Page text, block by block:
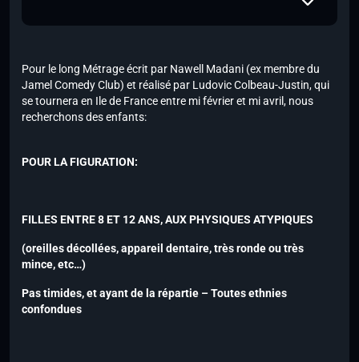
Pour le long Métrage écrit par Nawell Madani (ex membre du
Jamel Comedy Club) et réalisé par Ludovic Colbeau-Justin, qui
se tournera en Ile de France entre mi février et mi avril, nous
recherchons des enfants:
POUR LA FIGURATION:
FILLES ENTRE 8 ET 12 ANS, AUX PHYSIQUES ATYPIQUES
(oreilles décollées, appareil dentaire, très ronde ou très
mince, etc…)
Pas timides, et ayant de la répartie –Toutes ethnies
confondues